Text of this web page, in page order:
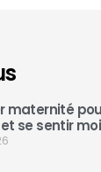
maternité
se sentir